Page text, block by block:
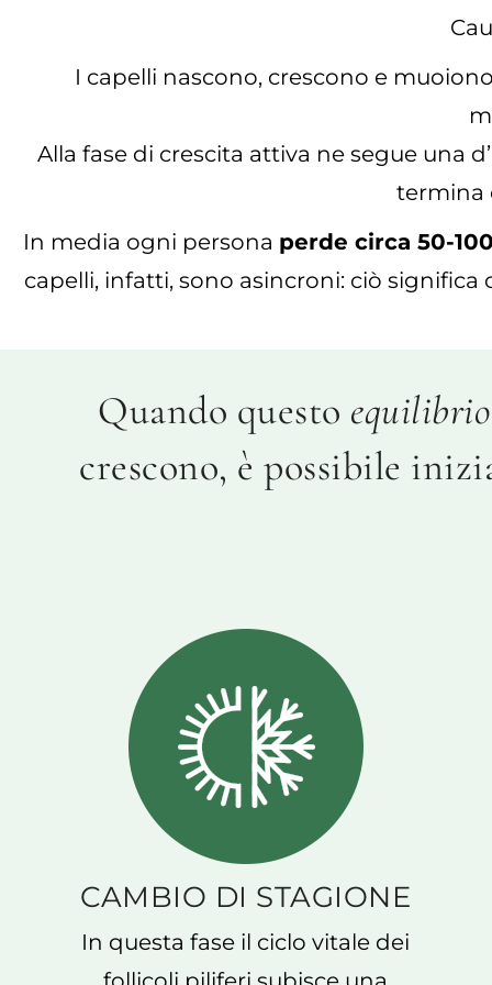
I capelli nascono, crescono e
Alla fase di crescita attiva ne segue una
termina
In media ogni persona perde circa 50-
capelli, infatti, sono asincroni: ciò
Quando questo equilibrio
crescono, è possibile
CAMBIO DI STAGIONE
In questa fase il ciclo vitale dei